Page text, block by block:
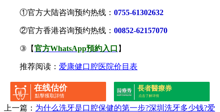
①官方大陆咨询预约热线： 0755-61302632
②官方香港咨询预约热线： 00852-62157070
③【官方WhatsApp預約入口 】
推荐阅读： 爱康健口腔医院价目表
在线估价
點擊獲取詳情
長者醫療券
点击了解详情
上一篇： 为什么洗牙是口腔保健的第一步?深圳洗牙多少钱?爱